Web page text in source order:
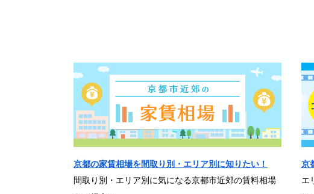
京都の家賃相場を間取り別・エリア別に知りたい！
間取り別・エリア別に気になる京都市近郊の賃料相場
京
エ